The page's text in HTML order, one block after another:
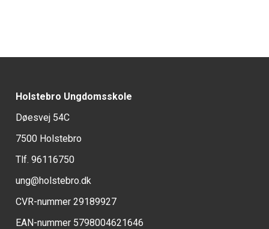
Holstebro Ungdomsskole
Døesvej 54C
7500 Holstebro
Tlf. 96116750
ung@holstebro.dk
CVR-nummer 29189927
EAN-nummer 5798004621646